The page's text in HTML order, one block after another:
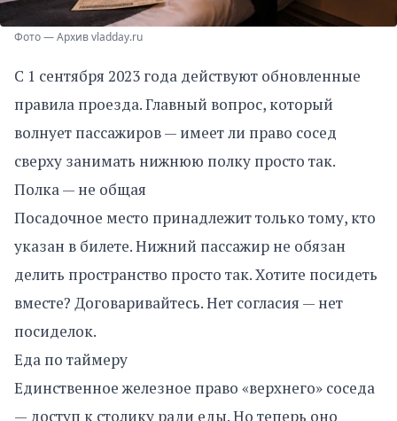
Фото — Архив vladday.ru
С 1 сентября 2023 года действуют обновленные
правила проезда. Главный вопрос, который
волнует пассажиров — имеет ли право сосед
сверху занимать нижнюю полку просто так.
Полка — не общая
Посадочное место принадлежит только тому, кто
указан в билете. Нижний пассажир не обязан
делить пространство просто так. Хотите посидеть
вместе? Договаривайтесь. Нет согласия — нет
посиделок.
Еда по таймеру
Единственное железное право «верхнего» соседа
— доступ к столику ради еды. Но теперь оно